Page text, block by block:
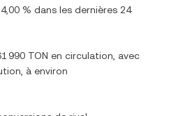
4,00 % dans les dernières 24
990 TON en circulation, avec
à environ